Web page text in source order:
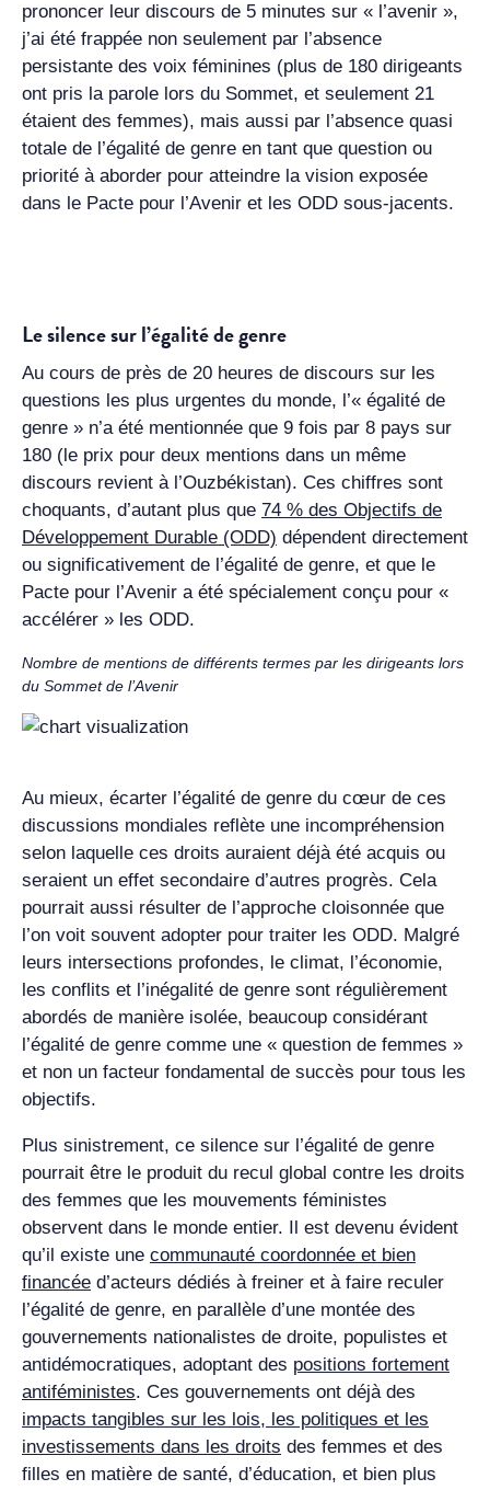
prononcer leur discours de 5 minutes sur « l’avenir »,
j’ai été frappée non seulement par l’absence
persistante des voix féminines (plus de 180 dirigeants
ont pris la parole lors du Sommet, et seulement 21
étaient des femmes), mais aussi par l’absence quasi
totale de l’égalité de genre en tant que question ou
priorité à aborder pour atteindre la vision exposée
dans le Pacte pour l’Avenir et les ODD sous-jacents.
Le silence sur l’égalité de genre
Au cours de près de 20 heures de discours sur les
questions les plus urgentes du monde, l’« égalité de
genre » n’a été mentionnée que 9 fois par 8 pays sur
180 (le prix pour deux mentions dans un même
discours revient à l’Ouzbékistan). Ces chiffres sont
choquants, d’autant plus que 74 % des Objectifs de
Développement Durable (ODD) dépendent directement
ou significativement de l’égalité de genre, et que le
Pacte pour l’Avenir a été spécialement conçu pour «
accélérer » les ODD.
Nombre de mentions de différents termes par les dirigeants lors
du Sommet de l’Avenir
Au mieux, écarter l’égalité de genre du cœur de ces
discussions mondiales reflète une incompréhension
selon laquelle ces droits auraient déjà été acquis ou
seraient un effet secondaire d’autres progrès. Cela
pourrait aussi résulter de l’approche cloisonnée que
l’on voit souvent adopter pour traiter les ODD. Malgré
leurs intersections profondes, le climat, l’économie,
les conflits et l’inégalité de genre sont régulièrement
abordés de manière isolée, beaucoup considérant
l’égalité de genre comme une « question de femmes »
et non un facteur fondamental de succès pour tous les
objectifs.
Plus sinistrement, ce silence sur l’égalité de genre
pourrait être le produit du recul global contre les droits
des femmes que les mouvements féministes
observent dans le monde entier. Il est devenu évident
qu’il existe une communauté coordonnée et bien
financée d’acteurs dédiés à freiner et à faire reculer
l’égalité de genre, en parallèle d’une montée des
gouvernements nationalistes de droite, populistes et
antidémocratiques, adoptant des positions fortement
antiféministes. Ces gouvernements ont déjà des
impacts tangibles sur les lois, les politiques et les
investissements dans les droits des femmes et des
filles en matière de santé, d’éducation, et bien plus